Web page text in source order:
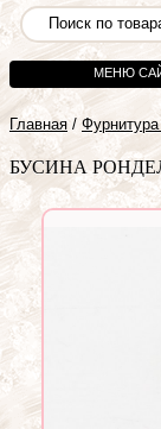
МЕНЮ
Главная /
БУСИНА